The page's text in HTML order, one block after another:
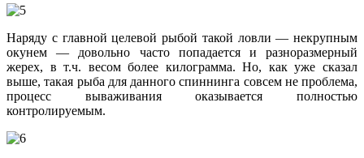
Наряду с главной целевой рыбой такой ловли — некрупным
окунем — довольно часто попадается и разноразмерный
жерех, в т.ч. весом более килограмма. Но, как уже сказал
выше, такая рыба для данного спиннинга совсем не проблема,
процесс вываживания оказывается полностью
контролируемым.